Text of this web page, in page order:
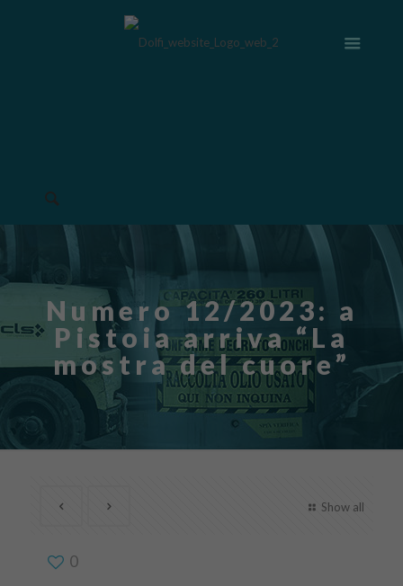
Numero 12/2023: a
Pistoia arriva “La
mostra del cuore”
Show all
0